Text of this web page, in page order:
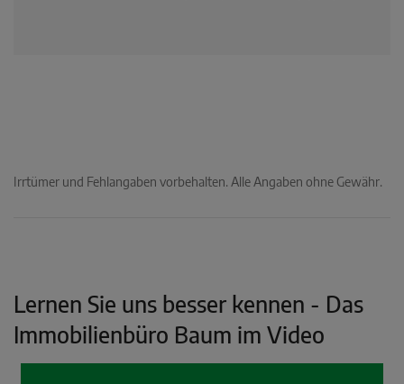
Irrtümer und Fehlangaben vorbehalten. Alle Angaben ohne Gewähr.
Lernen Sie uns besser kennen - Das
Immobilienbüro Baum im Video